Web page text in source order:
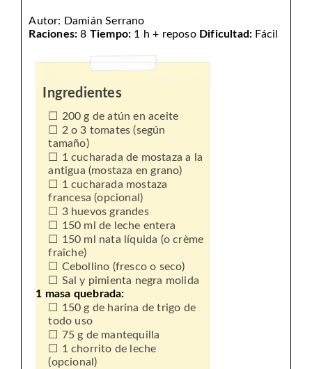
Autor: Damián Serrano
Raciones: 8 Tiempo: 1 h + reposo Dificultad: Fácil
Ingredientes
200 g de atún en aceite
2 o 3 tomates (según
tamaño)
1 cucharada de mostaza a la
antigua (mostaza en grano)
1 cucharada mostaza
francesa (opcional)
3 huevos grandes
150 ml de leche entera
150 ml nata líquida (o crème
fraîche)
Cebollino (fresco o seco)
Sal y pimienta negra molida
1 masa quebrada:
150 g de harina de trigo de
todo uso
75 g de mantequilla
1 chorrito de leche
(opcional)